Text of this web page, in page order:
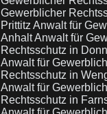
Gewerblicher
Prittitz Anwalt für
AnhaltAnwalt für
Rechtsschutz in
Anwalt für
Rechtsschutz in
Anwalt für
Rechtsschutz in